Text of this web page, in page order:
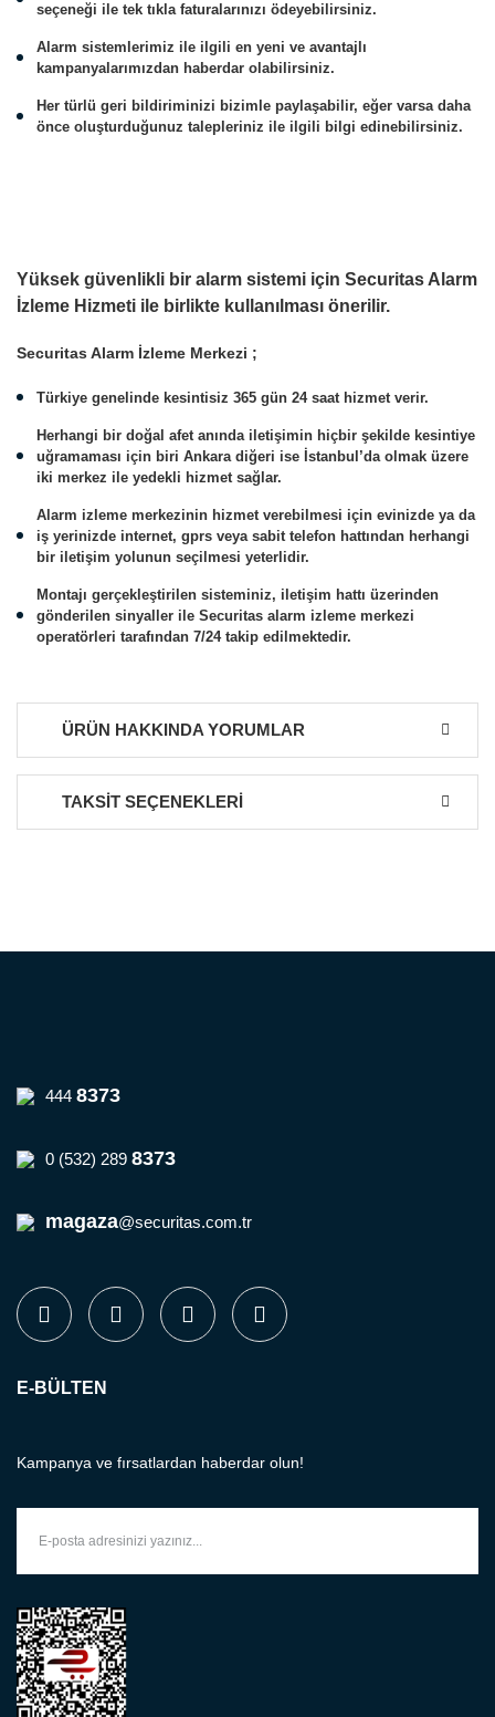
seçeneği ile tek tıkla faturalarınızı ödeyebilirsiniz.
Alarm sistemlerimiz ile ilgili en yeni ve avantajlı
kampanyalarımızdan haberdar olabilirsiniz.
Her türlü geri bildiriminizi bizimle paylaşabilir, eğer varsa daha
önce oluşturduğunuz talepleriniz ile ilgili bilgi edinebilirsiniz.
Yüksek güvenlikli bir alarm sistemi için Securitas Alarm
İzleme Hizmeti ile birlikte kullanılması önerilir.
Securitas Alarm İzleme Merkezi ;
Türkiye genelinde kesintisiz 365 gün 24 saat hizmet verir.
Herhangi bir doğal afet anında iletişimin hiçbir şekilde kesintiye
uğramaması için biri Ankara diğeri ise İstanbul’da olmak üzere
iki merkez ile yedekli hizmet sağlar.
Alarm izleme merkezinin hizmet verebilmesi için evinizde ya da
iş yerinizde internet, gprs veya sabit telefon hattından herhangi
bir iletişim yolunun seçilmesi yeterlidir.
Montajı gerçekleştirilen sisteminiz, iletişim hattı üzerinden
gönderilen sinyaller ile Securitas alarm izleme merkezi
operatörleri tarafından 7/24 takip edilmektedir.
ÜRÜN HAKKINDA YORUMLAR
Bu ürüne ilk yorumu siz yapın!
TAKSİT SEÇENEKLERİ
444 8373
0 (532) 289 8373
magaza@securitas.com.tr
E-BÜLTEN
Kampanya ve fırsatlardan haberdar olun!